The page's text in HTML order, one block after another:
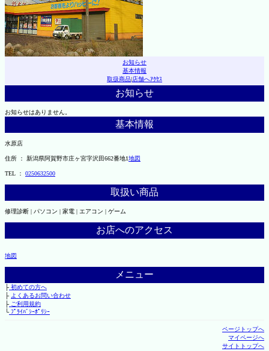
お知らせ
基本情報
取扱商品|店舗へｱｸｾｽ
お知らせ
お知らせはありません。
基本情報
水原店
住所 ： 新潟県阿賀野市庄ヶ宮字沢田662番地1地図
TEL ： 0250632500
取扱い商品
修理診断 | パソコン | 家電 | エアコン | ゲーム
お店へのアクセス
地図
メニュー
├初めての方へ
├ よくあるお問い合わせ
├ご利用規約
└ﾌﾟﾗｲﾊﾞｼｰﾎﾟﾘｼｰ
ページトップへ
マイページへ
サイトトップへ